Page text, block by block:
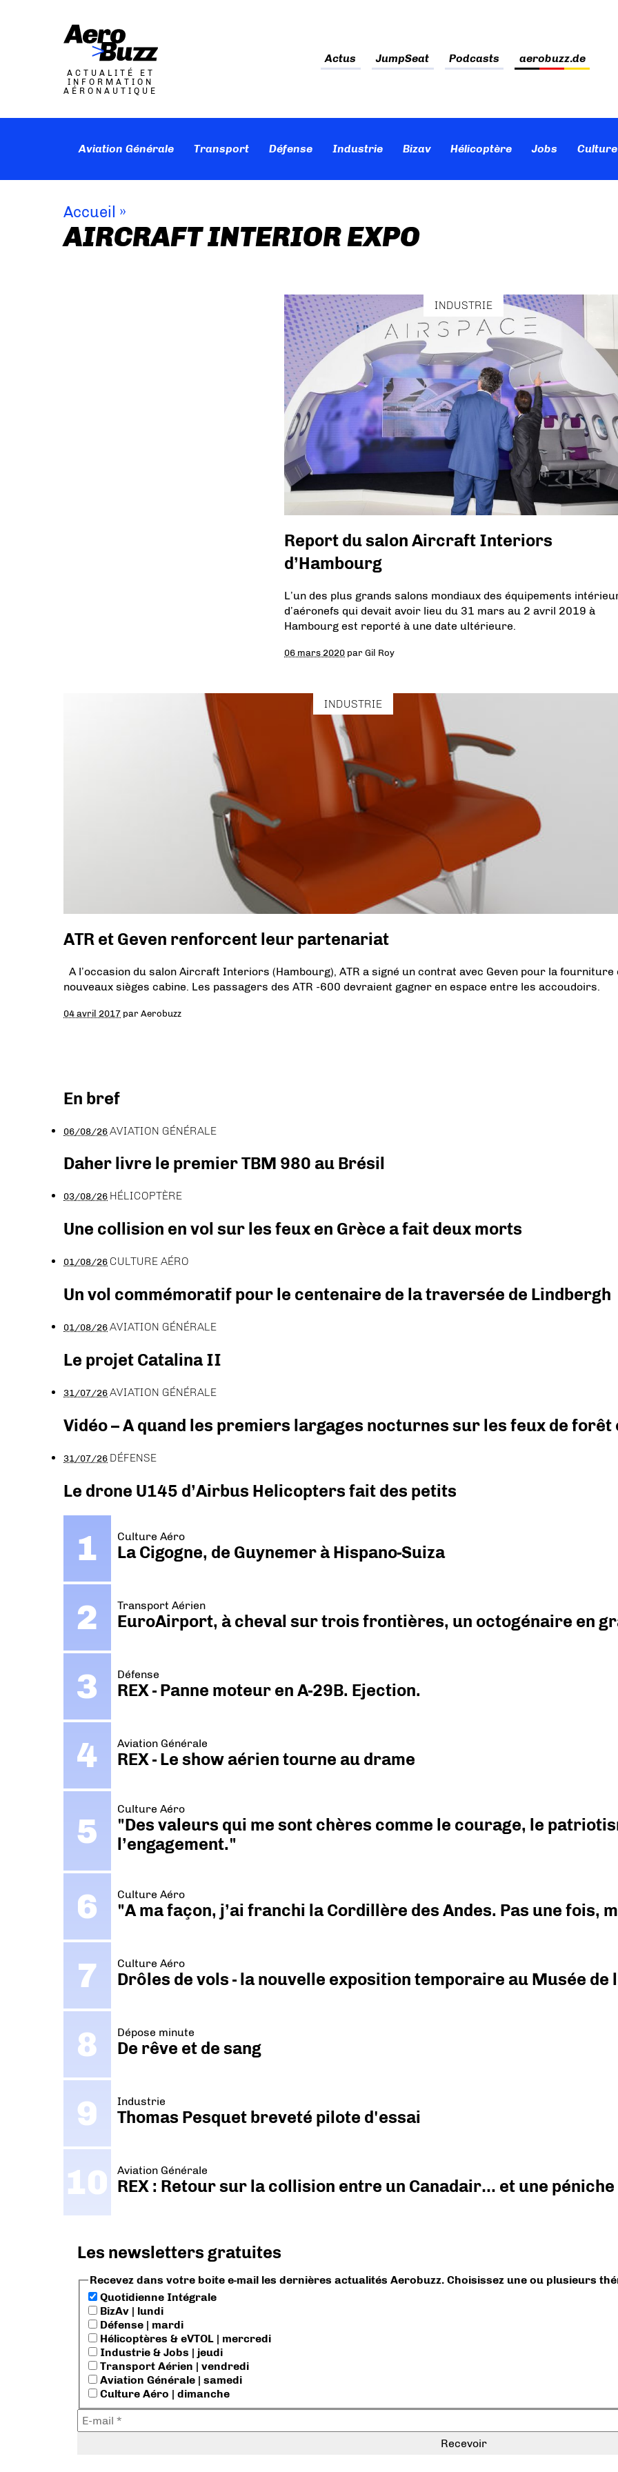
ACTUALITÉ ET
INFORMATION
AÉRONAUTIQUE
Actus JumpSeat Podcasts aerobuzz.de
Aviation Générale Transport Défense Industrie Bizav Hélicoptère Jobs
Accueil »
AIRCRAFT INTERIOR EXPO
INDUSTRIE
Report du salon Aircraft Interiors
d’Hambourg
L’un des plus grands salons mondiaux des équipements
d’aéronefs qui devait avoir lieu du 31 mars au 2 avril 2019 à
Hambourg est reporté à une date ultérieure.
06 mars 2020 parGil Roy
INDUSTRIE
ATR et Geven renforcent leur partenariat
A l’occasion du salon Aircraft Interiors (Hambourg), ATR a signé un contrat avec Geven pour la fourniture
nouveaux sièges cabine. Les passagers des ATR -600 devraient gagner en espace entre les accoudoirs.
04 avril 2017 parAerobuzz
En bref
06/08/26AVIATION GÉNÉRALE
Daher livre le premier TBM 980 au Brésil
03/08/26 HÉLICOPTÈRE
Une collision en vol sur les feux en Grèce a fait deux morts
01/08/26 CULTURE AÉRO
Un vol commémoratif pour le centenaire de la traversée de Lindbergh
01/08/26AVIATION GÉNÉRALE
Le projet Catalina II
31/07/26AVIATION GÉNÉRALE
Vidéo – A quand les premiers largages nocturnes sur les feux de forêt
31/07/26 DÉFENSE
Le drone U145 d’Airbus Helicopters fait des petits
Culture Aéro
La Cigogne, de Guynemer à Hispano-Suiza
Transport Aérien
EuroAirport, à cheval sur trois frontières, un octogénaire en
Défense
REX - Panne moteur en A-29B. Ejection.
Aviation Générale
REX - Le show aérien tourne au drame
Culture Aéro
"Des valeurs qui me sont chères comme le courage, le
l’engagement."
Culture Aéro
"A ma façon, j’ai franchi la Cordillère des Andes. Pas une fois,
Culture Aéro
Drôles de vols - la nouvelle exposition temporaire au Musée de
Dépose minute
De rêve et de sang
Industrie
Thomas Pesquet breveté pilote d'essai
Aviation Générale
REX : Retour sur la collision entre un Canadair… et une péniche
Les newsletters gratuites
Recevez dans votre boite e-mail les dernières actualités Aerobuzz. Choisissez une ou plusieurs
Quotidienne Intégrale
BizAv | lundi
Défense | mardi
Hélicoptères & eVTOL | mercredi
Industrie & Jobs | jeudi
Transport Aérien | vendredi
Aviation Générale | samedi
Culture Aéro | dimanche